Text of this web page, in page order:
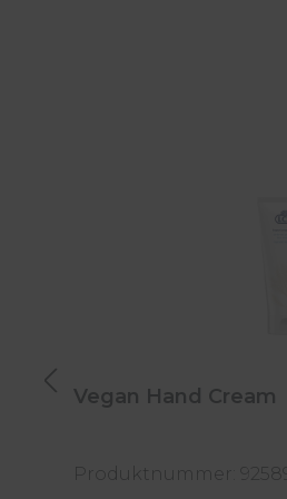
Produktgalerie
Vegan Hand Cream
Produktnummer: 92589